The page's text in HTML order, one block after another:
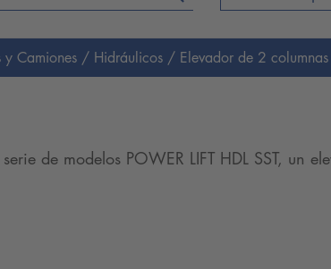
y Camiones / Hidráulicos / Elevador de 2 columnas
serie de modelos POWER LIFT HDL SST,